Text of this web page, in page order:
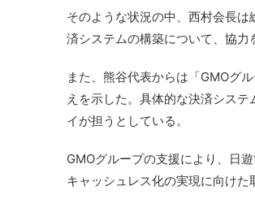
そのような状況の中、西村会長
済システムの構築について、協力
また、熊谷代表からは「GMOグ
えを示した。具体的な決済シス
イが担うとしている。
GMOグループの支援により、日
キャッシュレス化の実現に向けた